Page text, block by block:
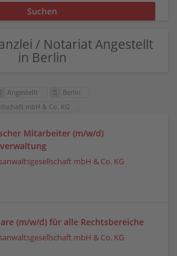
/ Notariat Angestellt
in Berlin
Angestellt
Berlin
mbH & Co. KG
Mitarbeiter (m/w/d)
mbH & Co. KG
(m/w/d) für alle Rechtsbereiche
mbH & Co. KG